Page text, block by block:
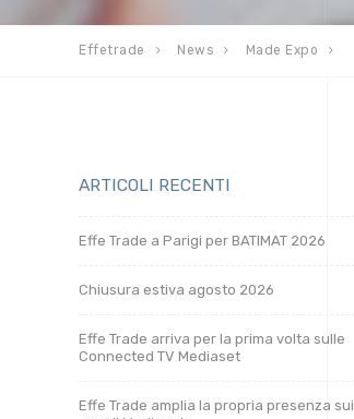
Effetrade News Made Expo
ARTICOLI RECENTI
Effe Trade a Parigi per BATIMAT 2026
Chiusura estiva agosto 2026
Effe Trade arriva per la prima volta sulle
Connected TV Mediaset
Effe Trade amplia la propria presenza sui